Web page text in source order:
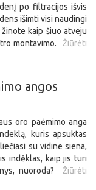
po filtracijos išvis
išimti visi naudingi
kaip šiuo atveju
montavimo. Žiūrėti
angos
oro paėmimo anga
kuris apsuktas
su vidine siena,
indėklas, kaip jis turi
nuoroda? Žiūrėti